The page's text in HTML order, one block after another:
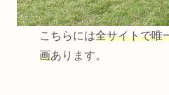
こちらには全サイトで唯
画あります。